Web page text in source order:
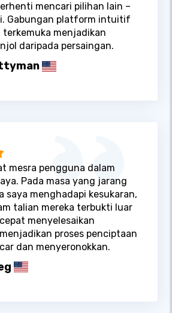
mencari pilihan lain –
Gabungan platform intuitif
terkemuka menjadikan
daripada persaingan.
mesra pengguna dalam
Pada masa yang jarang
saya menghadapi kesukaran,
talian mereka terbukti luar
menyelesaikan
proses penciptaan
dan menyeronokkan.